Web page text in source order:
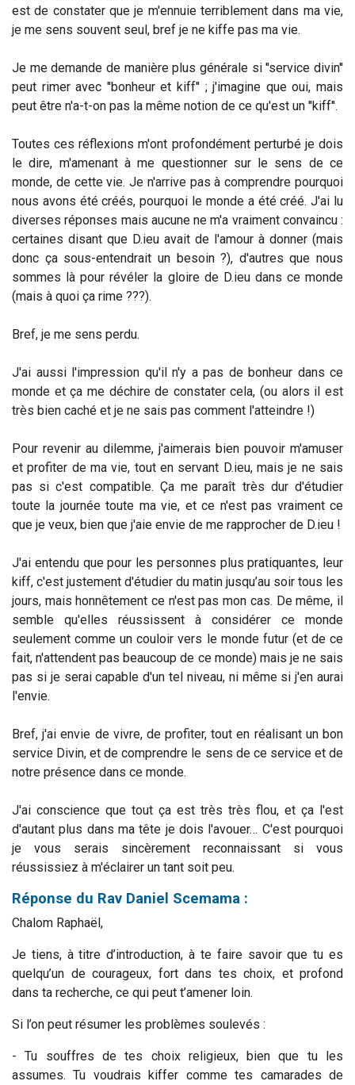
est de constater que je m'ennuie terriblement dans ma vie,
je me sens souvent seul, bref je ne kiffe pas ma vie.
Je me demande de manière plus générale si ''service divin''
peut rimer avec ''bonheur et kiff'' ; j'imagine que oui, mais
peut être n'a-t-on pas la même notion de ce qu'est un ''kiff''.
Toutes ces réflexions m'ont profondément perturbé je dois
le dire, m'amenant à me questionner sur le sens de ce
monde, de cette vie. Je n'arrive pas à comprendre pourquoi
nous avons été créés, pourquoi le monde a été créé. J'ai lu
diverses réponses mais aucune ne m'a vraiment convaincu :
certaines disant que D.ieu avait de l'amour à donner (mais
donc ça sous-entendrait un besoin ?), d'autres que nous
sommes là pour révéler la gloire de D.ieu dans ce monde
(mais à quoi ça rime ???).
Bref, je me sens perdu.
J'ai aussi l'impression qu'il n'y a pas de bonheur dans ce
monde et ça me déchire de constater cela, (ou alors il est
très bien caché et je ne sais pas comment l'atteindre !)
Pour revenir au dilemme, j'aimerais bien pouvoir m'amuser
et profiter de ma vie, tout en servant D.ieu, mais je ne sais
pas si c'est compatible. Ça me paraît très dur d'étudier
toute la journée toute ma vie, et ce n'est pas vraiment ce
que je veux, bien que j'aie envie de me rapprocher de D.ieu !
J'ai entendu que pour les personnes plus pratiquantes, leur
kiff, c'est justement d'étudier du matin jusqu’au soir tous les
jours, mais honnêtement ce n'est pas mon cas. De même, il
semble qu'elles réussissent à considérer ce monde
seulement comme un couloir vers le monde futur (et de ce
fait, n'attendent pas beaucoup de ce monde) mais je ne sais
pas si je serai capable d'un tel niveau, ni même si j'en aurai
l'envie.
Bref, j'ai envie de vivre, de profiter, tout en réalisant un bon
service Divin, et de comprendre le sens de ce service et de
notre présence dans ce monde.
J'ai conscience que tout ça est très très flou, et ça l'est
d'autant plus dans ma tête je dois l'avouer… C'est pourquoi
je vous serais sincèrement reconnaissant si vous
réussissiez à m'éclairer un tant soit peu.
Réponse du Rav Daniel Scemama :
Chalom Raphaël,
Je tiens, à titre d’introduction, à te faire savoir que tu es
quelqu’un de courageux, fort dans tes choix, et profond
dans ta recherche, ce qui peut t’amener loin.
Si l’on peut résumer les problèmes soulevés :
- Tu souffres de tes choix religieux, bien que tu les
assumes. Tu voudrais kiffer comme tes camarades de